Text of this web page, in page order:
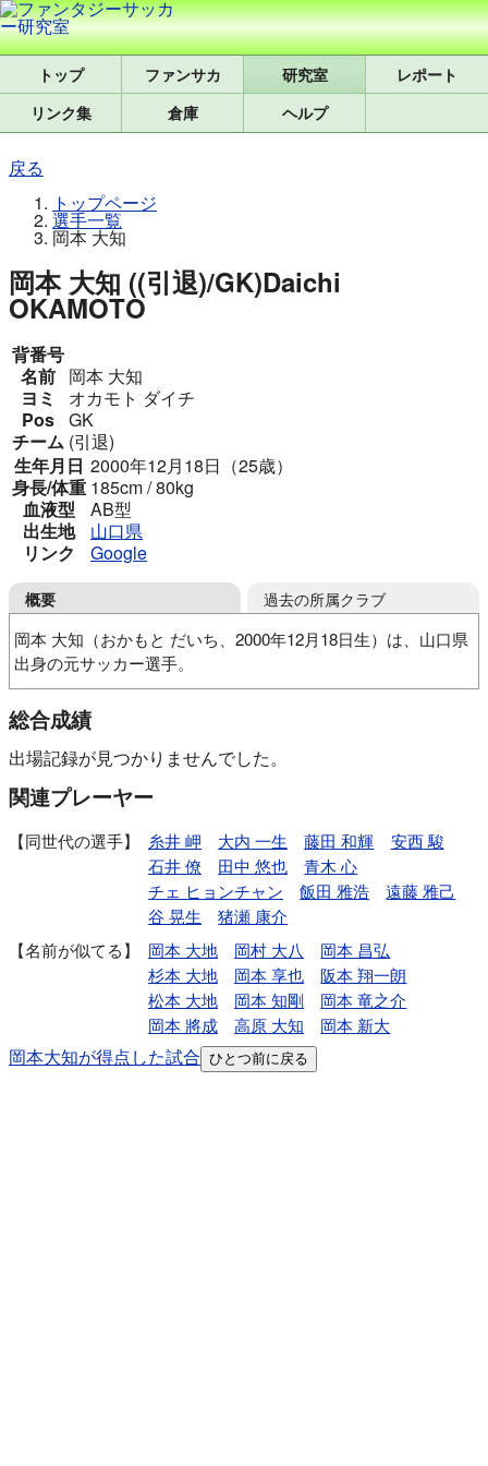
トップ 研究室
レポート
リンク集
倉庫 ヘルプ
戻る
トップページ
選手一覧
岡本 大知
岡本 大知 ((引退)/GK)Daichi
OKAMOTO
背番号
名前 岡本 大知
ヨミ
オカモト ダイチ
Pos GK
チーム (引退)
生年月日 2000年12月18日（25歳）
身長/体重 185cm / 80kg
血液型
AB型
出生地
山口県
リンク
Google
概要
岡本 大知（おかもと だいち、2000年12月18日生）は、山口県
出身の元サッカー選手。
過去の所属クラブ
レノファ山口FCU-18
COEDO KAWAGOE F.C
総合成績
出場記録が見つかりませんでした。
関連プレーヤー
同世代の選手 糸井 岬 大内 一生 藤田 和輝
安西 駿
石井 僚
田中 悠也
青木 心
チェ ヒョンチャン
飯田 雅浩
遠藤 雅己
谷 晃生
猪瀬 康介
名前が似てる
岡本 大地 岡村 大八
岡本 昌弘
杉本 大地
岡本 享也
阪本 翔一朗
松本 大地
岡本 知剛
岡本 竜之介
岡本 將成
高原 大知 岡本 新大
岡本大知が得点した試合 ひとつ前に戻る